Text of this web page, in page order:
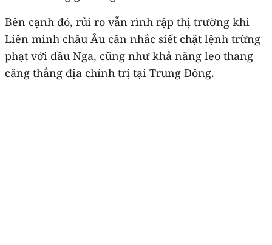
Bên cạnh đó, rủi ro vẫn rình rập thị trường khi
Liên minh châu Âu cân nhắc siết chặt lệnh trừng
phạt với dầu Nga, cũng như khả năng leo thang
căng thẳng địa chính trị tại Trung Đông.